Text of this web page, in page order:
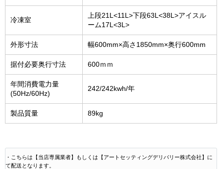
冷凍室
上段21L<11L>下段63L<38L>アイスル
ーム17L<3L>
外形寸法 幅600mm×高さ1850mm×奥行600mm
据付必要奥行寸法 600ｍｍ
年間消費電力量
(50Hz/60Hz)
242/242kwh/年
製品質量 89kg
・こちらは【当店専属業者】もしくは【アートセッティングデリバリー株式会社】に
て配送となります。